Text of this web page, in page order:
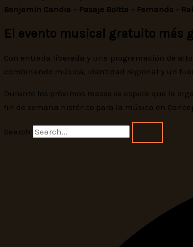
Benjamín Candia – Pasaje Boltta – Fernando –
El evento musical gratuito más
Con entrada liberada y una programación de
combinando música, identidad regional y un
Durante los próximos meses se espera que la
fin de semana histórico para la música en
Search